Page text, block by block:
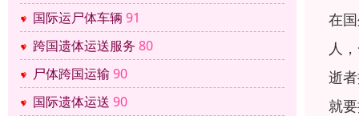
国际运尸体车辆 91
跨国遗体运送服务 80
尸体跨国运输 90
国际遗体运送 90
在
人
逝
就